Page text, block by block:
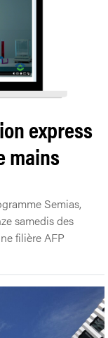
express
mains
Semias,
samedis des
filière AFP